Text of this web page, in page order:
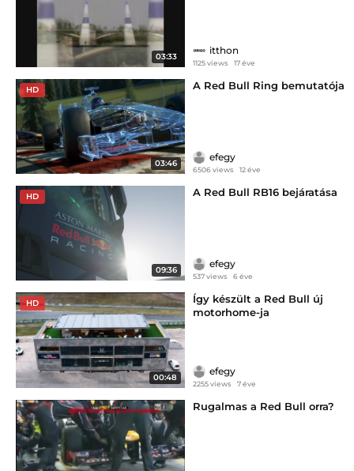
03:33
itthon
1125 views 17 éve
HD
03:46
A Red Bull Ring bemutatója
efegy
6506 views 12 éve
HD
09:36
A Red Bull RB16 bejáratása
efegy
537 views 6 éve
HD
00:48
Így készült a Red Bull új
motorhome-ja
efegy
2255 views 7 éve
Rugalmas a Red Bull orra?